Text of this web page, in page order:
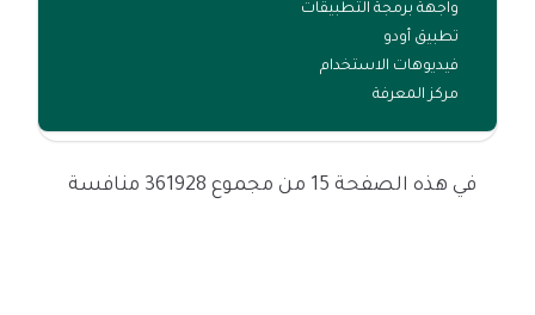
واجهة برمجة التطبيقات
تطبيق أودو
فيديوهات الاستخدام
مركز المعرفة
في هذه الصفحة 15 من مجموع 361928 منافسة